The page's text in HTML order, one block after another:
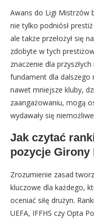
Awans do Ligi Mistrzów
nie tylko podniósł
ale także przełożył się
zdobyte w tych
znaczenie dla
fundament dla dalszego
nawet mniejsze kluby,
zaangażowaniu, mogą
wydawały się
Jak czytać
pozycje Girony
Zrozumienie zasad
kluczowe dla każdego,
oceniać siłę drużyn.
UEFA, IFFHS czy Opta